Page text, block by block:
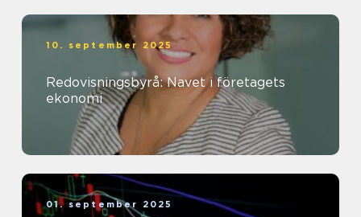
10. september 2025
Redovisningsbyrå: Navet i företagets
ekonomi
01. september 2025